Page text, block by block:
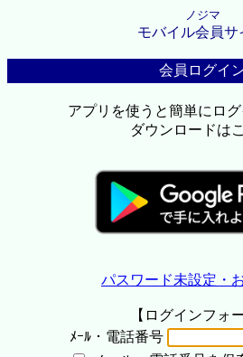
ノジマ
モバイル会員サ
会員ログイ
アプリを使うと簡単にロ
ダウンロードは
パスワード未設定・
【ログインフォ
ﾒｰﾙ・電話番号